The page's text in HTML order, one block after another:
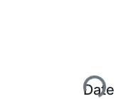
de chargement...
Date